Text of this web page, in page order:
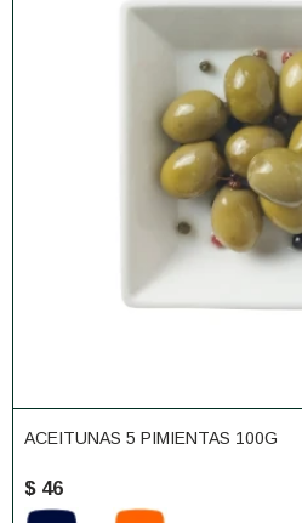
ACEITUNAS 5 PIMIENTAS 100G
$ 46